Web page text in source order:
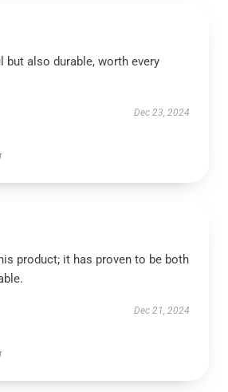
but also durable, worth every
Dec 23, 2024
product; it has proven to be both
Dec 21, 2024